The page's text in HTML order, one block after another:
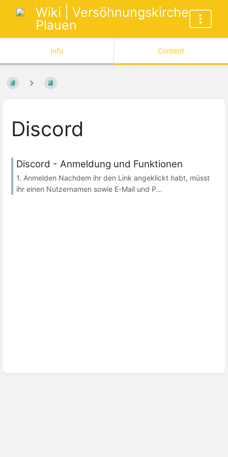
Wiki | Versöhnungskirche
Plauen
Info Content
Discord
Discord - Anmeldung und Funktionen
1. Anmelden Nachdem ihr den Link angeklickt habt, müsst
ihr einen Nutzernamen sowie E-Mail und P...